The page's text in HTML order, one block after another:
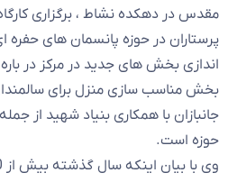
مقدس در دهکده نشاط ، برگزاری
پرستاران در حوزه پانسمان های حفره
اندازی بخش های جدید در مرکز در
بخش مناسب سازی منزل برای
جانبازان با همکاری بنیاد شهید از
حوزه است.